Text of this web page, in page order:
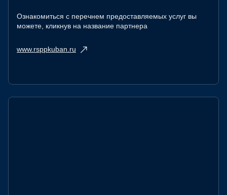
Ознакомиться с перечнем предоставляемых услуг вы
можете, кликнув на название партнера
www.rsppkuban.ru